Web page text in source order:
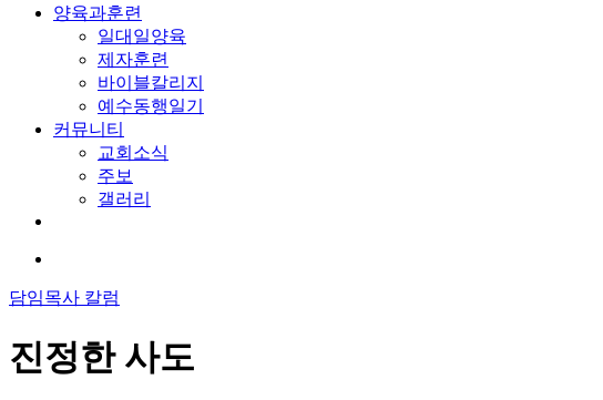
양육과훈련
일대일양육
제자훈련
바이블칼리지
예수동행일기
커뮤니티
교회소식
주보
갤러리
담임목사 칼럼
진정한 사도